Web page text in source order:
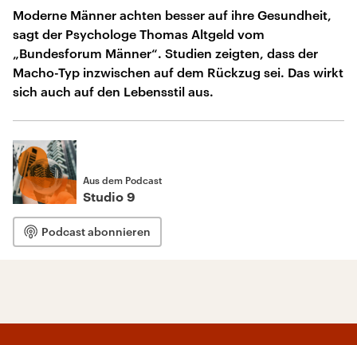
Moderne Männer achten besser auf ihre Gesundheit,
sagt der Psychologe Thomas Altgeld vom
„Bundesforum Männer“. Studien zeigten, dass der
Macho-Typ inzwischen auf dem Rückzug sei. Das wirkt
sich auch auf den Lebensstil aus.
Aus dem Podcast
Studio 9
Podcast abonnieren